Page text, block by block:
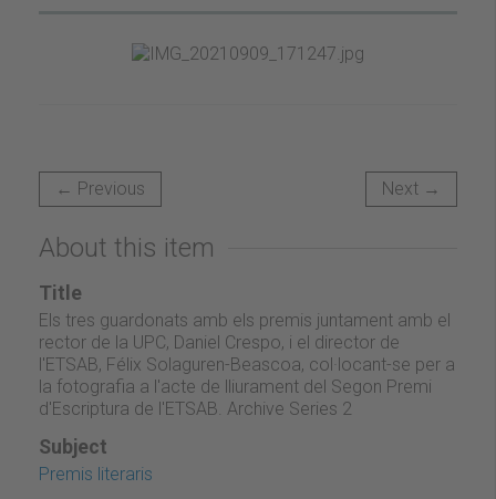
← Previous Next →
About this item
Title
Els tres guardonats amb els premis juntament amb el
rector de la UPC, Daniel Crespo, i el director de
l'ETSAB, Félix Solaguren-Beascoa, col·locant-se per a
la fotografia a l'acte de lliurament del Segon Premi
d'Escriptura de l'ETSAB. Archive Series 2
Subject
Premis literaris